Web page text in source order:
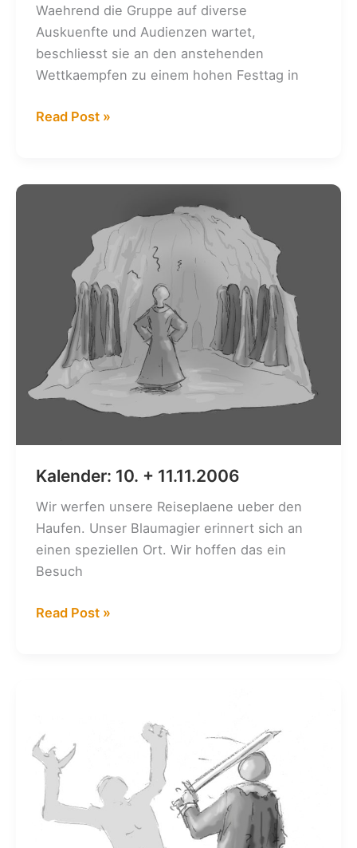
Waehrend die Gruppe auf diverse
Auskuenfte und Audienzen wartet,
beschliesst sie an den anstehenden
Wettkaempfen zu einem hohen Festtag in
Kalender:
Read Post »
Kalender: 10. + 11.11.2006
Wir werfen unsere Reiseplaene ueber den
Haufen. Unser Blaumagier erinnert sich an
einen speziellen Ort. Wir hoffen das ein
Besuch
Kalender:
Read Post »